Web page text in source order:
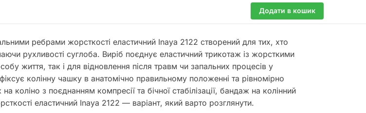
Додати в кошик
ребрами жорсткості еластичний Inaya 2122 створений для тих, хто
рухливості суглоба. Виріб поєднує еластичний трикотаж із жорсткими
життя, так і для відновлення після травм чи запальних процесів у
колінну чашку в анатомічно правильному положенні та рівномірно
коліно з поєднанням компресії та бічної стабілізації, бандаж на колінний
еластичний Inaya 2122 — варіант, який варто розглянути.